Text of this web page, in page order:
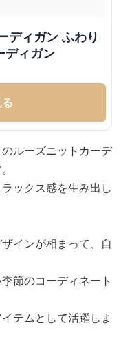
ディガン ふわり
ディガン
ルーズニットカーデ
ックス感を生み出し
インが相まって、自
節のコーディネート
テムとして活躍しま